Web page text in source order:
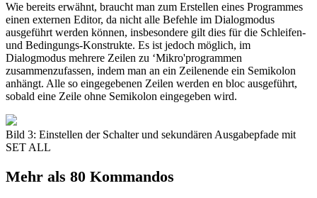
Wie bereits erwähnt, braucht man zum Erstellen eines Programmes
einen externen Editor, da nicht alle Befehle im Dialogmodus
ausgeführt werden können, insbesondere gilt dies für die Schleifen-
und Bedingungs-Konstrukte. Es ist jedoch möglich, im
Dialogmodus mehrere Zeilen zu ‘Mikro'programmen
zusammenzufassen, indem man an ein Zeilenende ein Semikolon
anhängt. Alle so eingegebenen Zeilen werden en bloc ausgeführt,
sobald eine Zeile ohne Semikolon eingegeben wird.
Bild 3: Einstellen der Schalter und sekundären Ausgabepfade mit
SET ALL
Mehr als 80 Kommandos